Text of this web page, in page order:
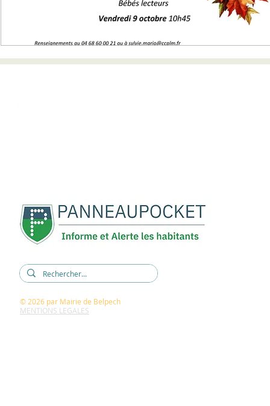
© 2026 par Mairie de Belpech
MENTIONS LEGALES